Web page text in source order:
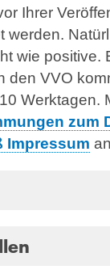
Ihrer
werden.
wie positive.
den VVO
Werktagen.
zum
Impressum